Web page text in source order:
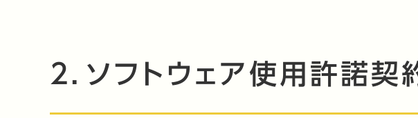
2．ソフトウェア使用許諾契